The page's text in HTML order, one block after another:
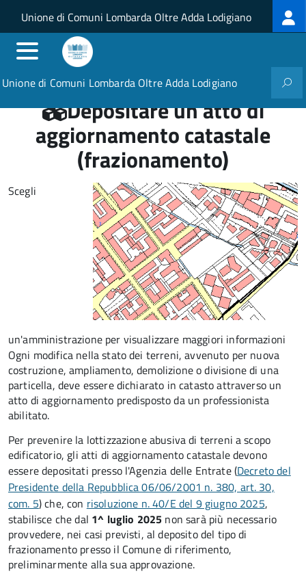
Salta al contenuto principale
Skip to site navigation
Unione di Comuni Lombarda Oltre Adda Lodigiano
Unione di Comuni Lombarda Oltre Adda Lodigiano
Depositare un atto di
aggiornamento catastale
(frazionamento)
Scegli
un'amministrazione per visualizzare maggiori informazioni
Ogni modifica nella stato dei terreni, avvenuto per nuova
costruzione, ampliamento, demolizione o divisione di una
particella, deve essere dichiarato in catasto attraverso un
atto di aggiornamento predisposto da un professionista
abilitato.
Per prevenire la lottizzazione abusiva di terreni a scopo
edificatorio, gli atti di aggiornamento catastale devono
essere depositati presso l'Agenzia delle Entrate (Decreto del
Presidente della Repubblica 06/06/2001 n. 380, art. 30,
com. 5) che, con risoluzione n. 40/E del 9 giugno 2025,
stabilisce che dal 1^ luglio 2025 non sarà più necessario
provvedere, nei casi previsti, al deposito del tipo di
frazionamento presso il Comune di riferimento,
preliminarmente alla sua approvazione.